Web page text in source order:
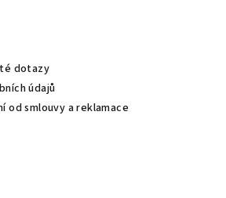
dotazy
údajů
od smlouvy a reklamace